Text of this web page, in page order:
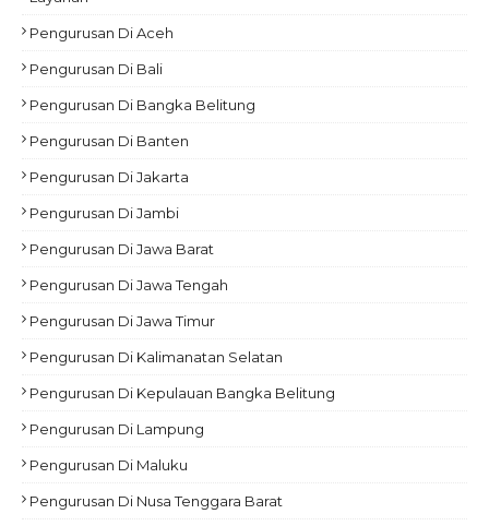
Pengurusan Di Aceh
Pengurusan Di Bali
Pengurusan Di Bangka Belitung
Pengurusan Di Banten
Pengurusan Di Jakarta
Pengurusan Di Jambi
Pengurusan Di Jawa Barat
Pengurusan Di Jawa Tengah
Pengurusan Di Jawa Timur
Pengurusan Di Kalimanatan Selatan
Pengurusan Di Kepulauan Bangka Belitung
Pengurusan Di Lampung
Pengurusan Di Maluku
Pengurusan Di Nusa Tenggara Barat